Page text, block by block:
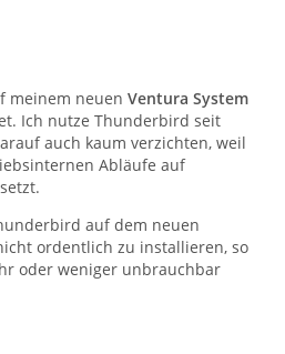
meinem neuen Ventura System
Ich nutze Thunderbird seit
auch kaum verzichten, weil
Abläufe auf
auf dem neuen
ordentlich zu installieren, so
oder weniger unbrauchbar